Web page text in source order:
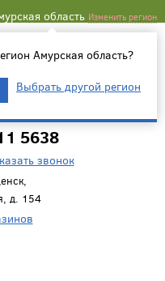
область Изменить регион
Амурская область?
Выбрать другой регион
5638
звонок
д. 154